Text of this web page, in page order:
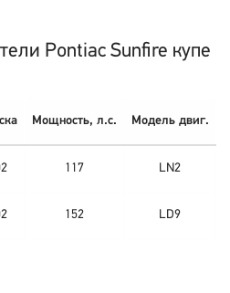
Pontiac Sunfire купе
Мощность, л.с. Модель двиг.
117 LN2
152 LD9